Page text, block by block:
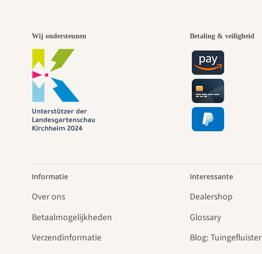
Wij ondersteunen Betaling & veiligheid
Informatie
Over ons
Betaalmogelijkheden
Verzendinformatie
Interessante
Dealershop
Glossary
Blog: Tuingefluister